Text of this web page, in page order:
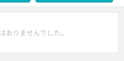
ありませんでした。